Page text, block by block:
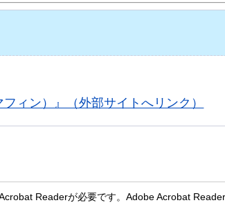
ィン）』（外部サイトへリンク）
Readerが必要です。Adobe Acrobat